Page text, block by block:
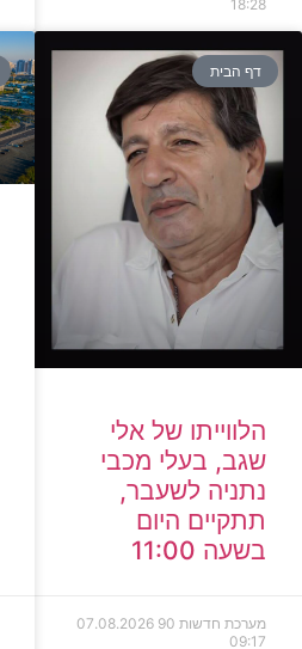
18:28
דף הבית
הלווייתו של אלי
שגב, בעלי מכבי
נתניה לשעבר,
תתקיים היום
בשעה 11:00
מערכת חדשות 90
07.08.2026
09:17